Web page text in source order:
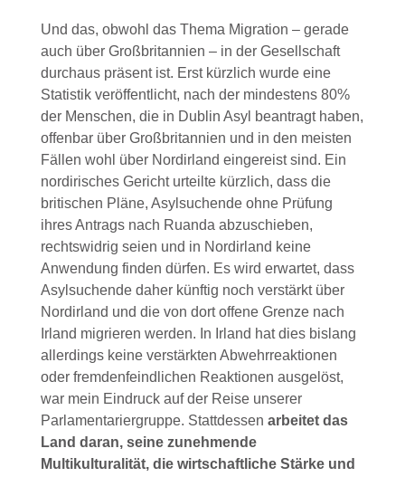
Und das, obwohl das Thema Migration – gerade
auch über Großbritannien – in der Gesellschaft
durchaus präsent ist. Erst kürzlich wurde eine
Statistik veröffentlicht, nach der mindestens 80%
der Menschen, die in Dublin Asyl beantragt haben,
offenbar über Großbritannien und in den meisten
Fällen wohl über Nordirland eingereist sind. Ein
nordirisches Gericht urteilte kürzlich, dass die
britischen Pläne, Asylsuchende ohne Prüfung
ihres Antrags nach Ruanda abzuschieben,
rechtswidrig seien und in Nordirland keine
Anwendung finden dürfen. Es wird erwartet, dass
Asylsuchende daher künftig noch verstärkt über
Nordirland und die von dort offene Grenze nach
Irland migrieren werden. In Irland hat dies bislang
allerdings keine verstärkten Abwehrreaktionen
oder fremdenfeindlichen Reaktionen ausgelöst,
war mein Eindruck auf der Reise unserer
Parlamentariergruppe. Stattdessen arbeitet das
Land daran, seine zunehmende
Multikulturalität, die wirtschaftliche Stärke und